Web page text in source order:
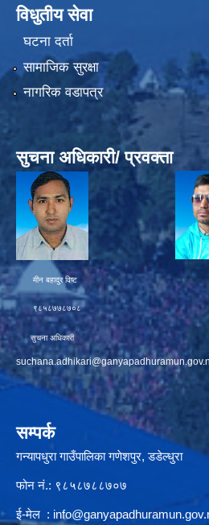
विधुतीय सेवा
घटना दर्ता
सामाजिक सुरक्षा
नागरिक वडापत्र
सुचना अधिकारी/ प्रवक्ता
मीन बहादुर विष्ट चक्र
९८५८७७८७०८
सुचना अधिकारी
सम्पर्क
गन्यापधुरा गाउँपालिका गणेशपुर, डडेल्धुरा
फोन नं.: ९८५८७८८७०७
ई-मेल :